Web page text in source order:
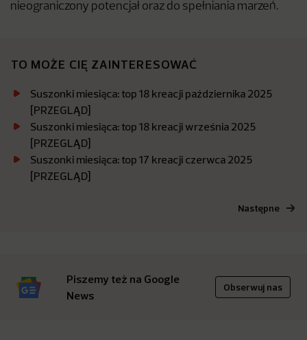
nieograniczony potencjał oraz do spełniania marzeń.
TO MOŻE CIĘ ZAINTERESOWAĆ
Suszonki miesiąca: top 18 kreacji października 2025
[PRZEGLĄD]
Suszonki miesiąca: top 18 kreacji września 2025
[PRZEGLĄD]
Suszonki miesiąca: top 17 kreacji czerwca 2025
[PRZEGLĄD]
Następne
Piszemy też na Google
News
Obserwuj nas